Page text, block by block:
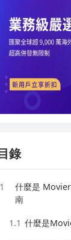
錄
1
什麼是
南
1.1 什麼是